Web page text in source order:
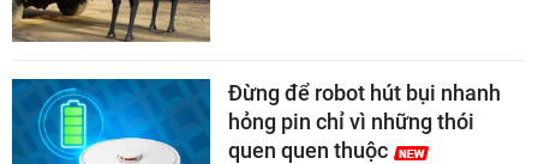
Đừng để robot hút bụi nhanh
hỏng pin chỉ vì những thói
quen quen thuộc